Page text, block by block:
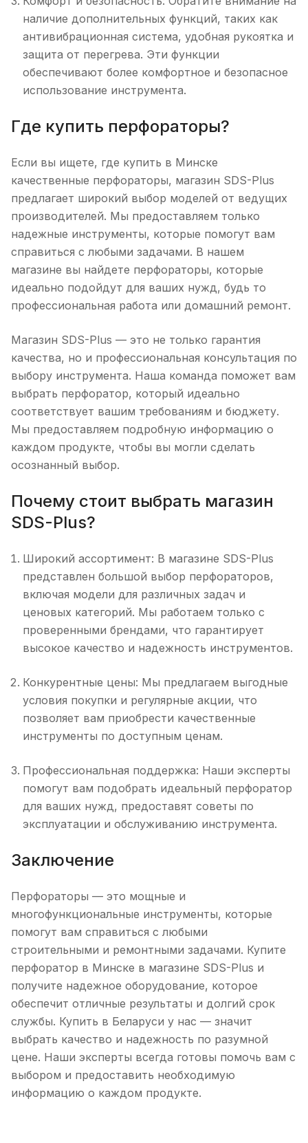
наличие дополнительных функций, таких как
антивибрационная система, удобная рукоятка и
защита от перегрева. Эти функции
обеспечивают более комфортное и безопасное
использование инструмента.
Где купить перфораторы?
Если вы ищете, где купить в Минске
качественные перфораторы, магазин SDS-Plus
предлагает широкий выбор моделей от ведущих
производителей. Мы предоставляем только
надежные инструменты, которые помогут вам
справиться с любыми задачами. В нашем
магазине вы найдете перфораторы, которые
идеально подойдут для ваших нужд, будь то
профессиональная работа или домашний ремонт.
Магазин SDS-Plus — это не только гарантия
качества, но и профессиональная консультация по
выбору инструмента. Наша команда поможет вам
выбрать перфоратор, который идеально
соответствует вашим требованиям и бюджету.
Мы предоставляем подробную информацию о
каждом продукте, чтобы вы могли сделать
осознанный выбор.
Почему стоит выбрать магазин
SDS-Plus?
Широкий ассортимент: В магазине SDS-Plus
представлен большой выбор перфораторов,
включая модели для различных задач и
ценовых категорий. Мы работаем только с
проверенными брендами, что гарантирует
высокое качество и надежность инструментов.
Конкурентные цены: Мы предлагаем выгодные
условия покупки и регулярные акции, что
позволяет вам приобрести качественные
инструменты по доступным ценам.
Профессиональная поддержка: Наши эксперты
помогут вам подобрать идеальный перфоратор
для ваших нужд, предоставят советы по
эксплуатации и обслуживанию инструмента.
Заключение
Перфораторы — это мощные и
многофункциональные инструменты, которые
помогут вам справиться с любыми
строительными и ремонтными задачами. Купите
перфоратор в Минске в магазине SDS-Plus и
получите надежное оборудование, которое
обеспечит отличные результаты и долгий срок
службы. Купить в Беларуси у нас — значит
выбрать качество и надежность по разумной
цене. Наши эксперты всегда готовы помочь вам с
выбором и предоставить необходимую
информацию о каждом продукте.